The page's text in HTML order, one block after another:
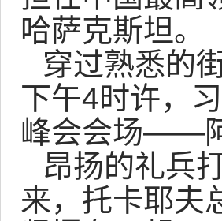
哈萨克斯坦。
穿过熟悉的
下午4时许，
峰会会场——
昂扬的礼兵
来，托卡耶夫